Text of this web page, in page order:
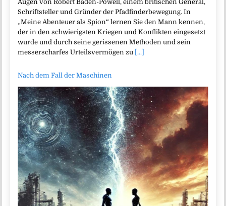
Augen von Robert Baden-Powell, einem britischen General,
Schriftsteller und Gründer der Pfadfinderbewegung. In
„Meine Abenteuer als Spion“ lernen Sie den Mann kennen,
der in den schwierigsten Kriegen und Konflikten eingesetzt
wurde und durch seine gerissenen Methoden und sein
messerscharfes Urteilsvermögen zu
[...]
Nach dem Fall der Maschinen